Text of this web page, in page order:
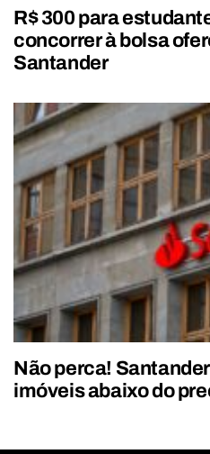
R$ 300 para
concorrer à bolsa
Santander
Não perca!
imóveis abaixo do